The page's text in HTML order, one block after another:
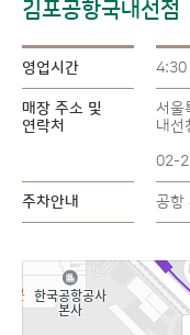
김포공항국내선점
영업시간 4:30
매장 주소 및
연락처
서울
내선
02-
주차안내 공항